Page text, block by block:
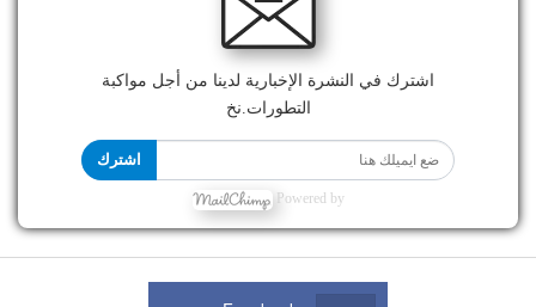
اشترك في النشرة الإخبارية لدينا من أجل مواكبة
التطورات.نخ
اشترك
Powered by